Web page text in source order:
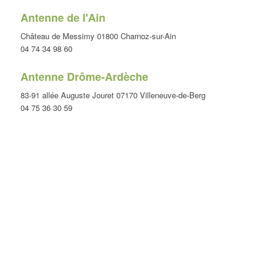
Antenne de l'Ain
Château de Messimy 01800 Charnoz-sur-Ain
04 74 34 98 60
Antenne Drôme-Ardèche
83-91 allée Auguste Jouret 07170 Villeneuve-de-Berg
04 75 36 30 59